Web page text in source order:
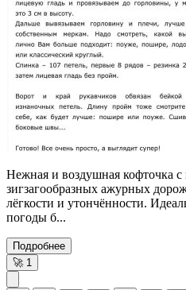
Нежная и воздушная кофточка
зигзагообразных ажурных
лёгкости и утончённости.
погоды б...
Подробнее
🚀 1